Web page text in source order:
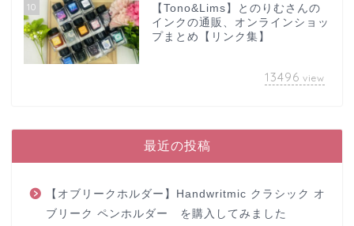
10
【Tono&Lims】とのりむさんの
インクの通販、オンラインショッ
プまとめ【リンク集】
13496 view
最近の投稿
【オブリークホルダー】Handwritmic クラシック オ
ブリーク ペンホルダー を購入してみました